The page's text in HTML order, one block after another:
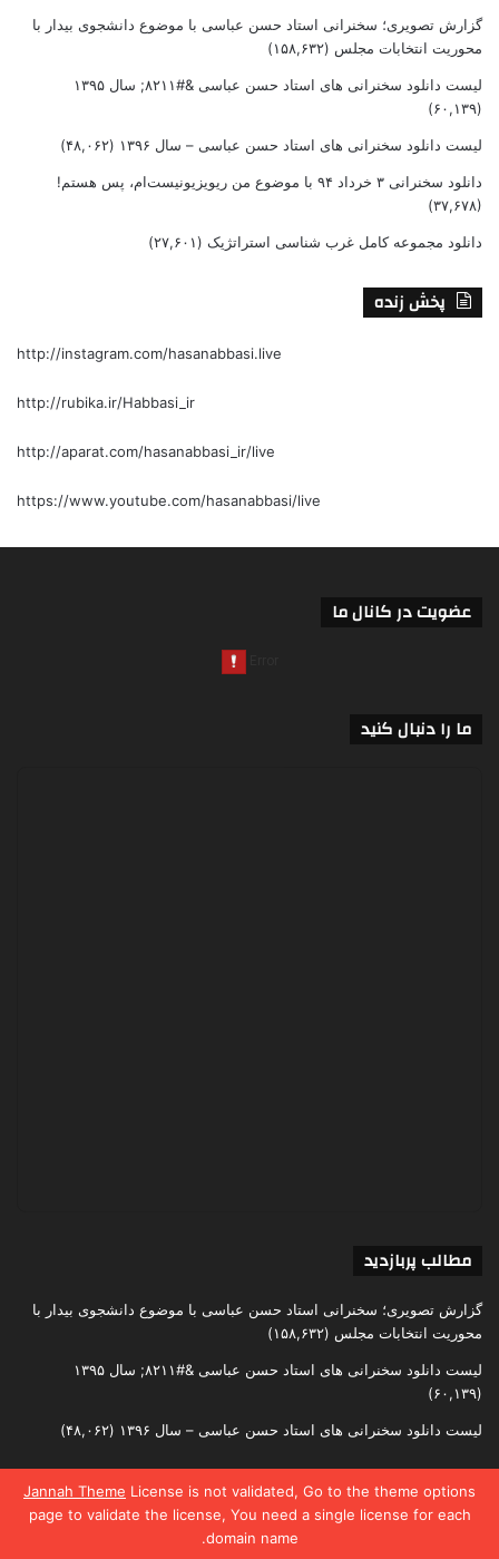
Jannah Theme License is not validated, Go to the theme options
page to validate the license, You need a single license for each
domain name.
گزارش تصویری؛ سخنرانی استاد حسن عباسی با موضوع دانشجوی بیدار با
محوریت انتخابات مجلس (۱۵۸,۶۳۲)
لیست دانلود سخنرانی های استاد حسن عباسی &#۸۲۱۱; سال ۱۳۹۵
(۶۰,۱۳۹)
لیست دانلود سخنرانی های استاد حسن عباسی – سال ۱۳۹۶ (۴۸,۰۶۲)
دانلود سخنرانی ۳ خرداد ۹۴ با موضوع من ریویزیونیست‌ام، پس هستم!
(۳۷,۶۷۸)
دانلود مجموعه کامل غرب شناسی استراتژیک (۲۷,۶۰۱)
پخش زنده
http://instagram.com/hasanabbasi.live
http://rubika.ir/Habbasi_ir
http://aparat.com/hasanabbasi_ir/live
https://www.youtube.com/hasanabbasi/live
عضویت در کانال ما
ما را دنبال کنید
مطالب پربازدید
گزارش تصویری؛ سخنرانی استاد حسن عباسی با موضوع دانشجوی بیدار با
محوریت انتخابات مجلس (۱۵۸,۶۳۲)
لیست دانلود سخنرانی های استاد حسن عباسی &#۸۲۱۱; سال ۱۳۹۵
(۶۰,۱۳۹)
لیست دانلود سخنرانی های استاد حسن عباسی – سال ۱۳۹۶ (۴۸,۰۶۲)
تمامی حقوق متعلق به اندیشکده یقین است